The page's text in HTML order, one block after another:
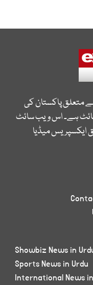
متعلق پاکستان کی
ہے۔ اس ویب سائٹ
ایکسپریس میڈیا
Showbiz News in
Sports News in Urdu
International News in